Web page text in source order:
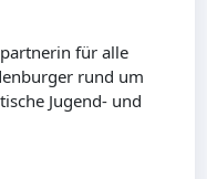
für alle
rund um
Jugend- und